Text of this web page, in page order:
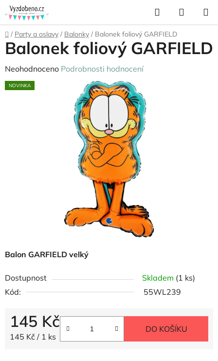
Přejít
na
obsah
Hledat
KOŠÍK
Domů
/ Party a oslavy / Balonky / Balonek foliový GARFIELD
Balon GARFIELD velký
Dostupnost Skladem (1 ks)
Kód:
55WL239
145 Kč
Měrná cena:
145 Kč / 1 ks
DO KOŠÍKU
Balonek foliový GARFIELD
Průměrné
hodnocení
Neohodnoceno Podrobnosti hodnocení
NOVINKA